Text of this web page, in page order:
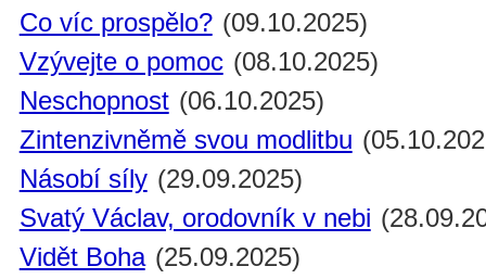
Co víc prospělo? (09.10.2025)
Vzývejte o pomoc (08.10.2025)
Neschopnost (06.10.2025)
Zintenzivněmě svou modlitbu
Násobí síly (29.09.2025)
Svatý Václav, orodovník v nebi
Vidět Boha (25.09.2025)